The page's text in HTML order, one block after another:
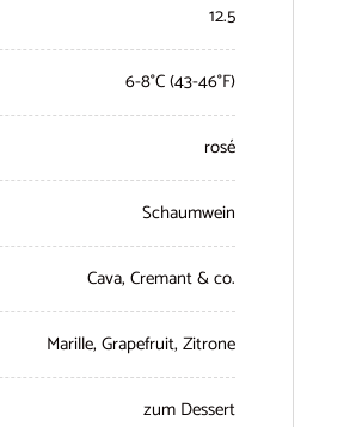
12.5
6-8°C (43-46°F)
rosé
Schaumwein
Cava, Cremant & co.
Marille, Grapefruit, Zitrone
zum Dessert